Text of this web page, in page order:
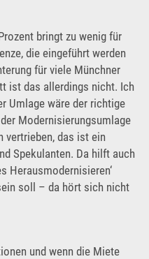
bringt zu wenig für
die eingeführt werden
für viele Münchner
ist das allerdings nicht. Ich
Umlage wäre der richtige
Modernisierungsumlage
vertrieben, das ist ein
Spekulanten. Da hilft auch
Herausmodernisieren‘
soll – da hört sich nicht
und wenn die Miete